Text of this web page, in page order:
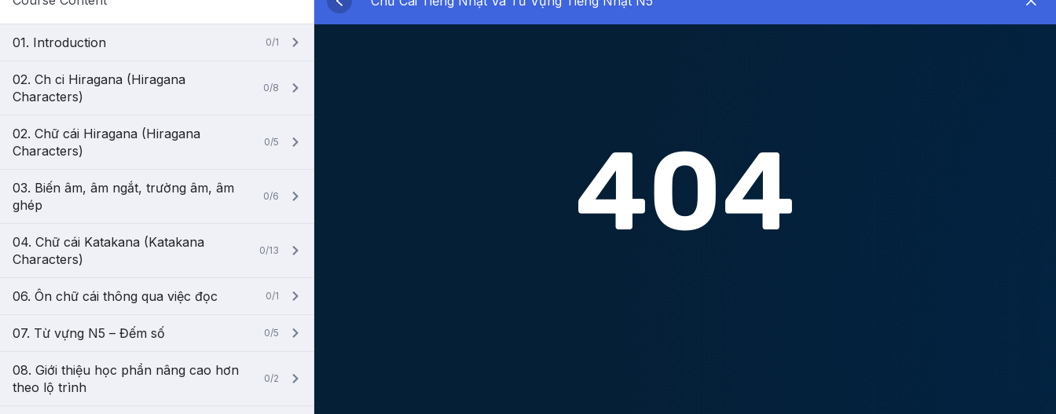
01. Introduction 0/1
02. Ch ci Hiragana (Hiragana
Characters)
0/8
02. Chữ cái Hiragana (Hiragana
Characters)
0/5
03. Biến âm, âm ngắt, trường âm, âm
ghép
0/6
04. Chữ cái Katakana (Katakana
Characters)
0/13
06. Ôn chữ cái thông qua việc đọc 0/1
07. Từ vựng N5 – Đếm số 0/5
08. Giới thiệu học phần nâng cao hơn
theo lộ trình
0/2